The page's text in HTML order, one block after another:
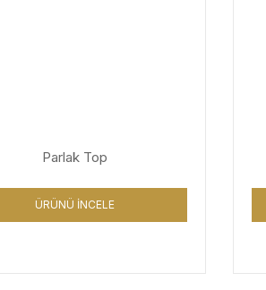
Parlak Top
ÜRÜNÜ İNCELE